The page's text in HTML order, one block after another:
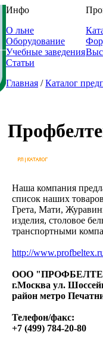
Инфо
О льне
Оборудование
Учебные заведения
Статьи
Главная /Каталог
Наша компания
список наших
Грета, Мати,
изделия, столовое
транспортными
http://
ООО
г.Москва ул.
район метро
Телефон/факс:
+7 (499) 784-20-80